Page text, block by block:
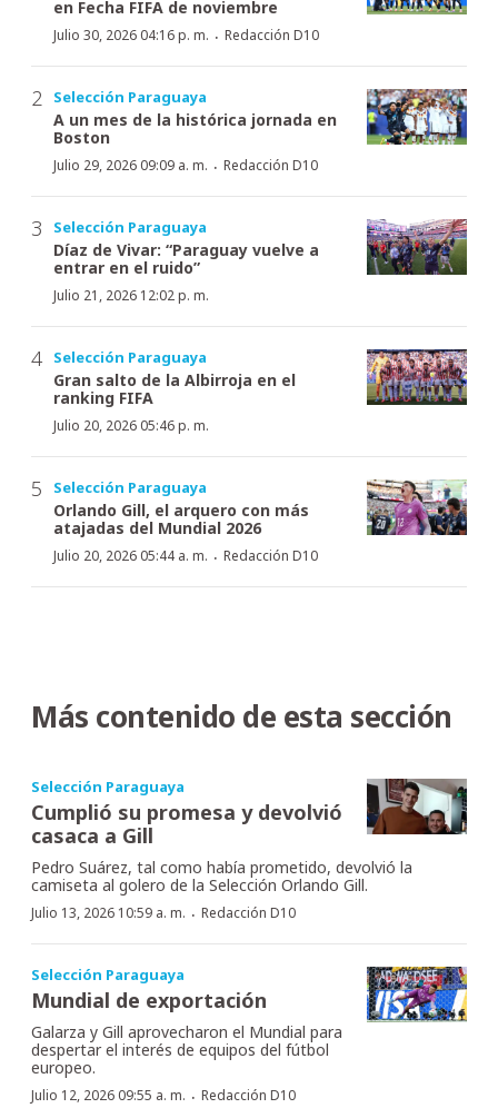
en Fecha FIFA de noviembre
Julio 30, 2026 04:16 p. m. · Redacción D10
Selección Paraguaya
A un mes de la histórica jornada en
Boston
Julio 29, 2026 09:09 a. m. · Redacción D10
Selección Paraguaya
Díaz de Vivar: “Paraguay vuelve a
entrar en el ruido”
Julio 21, 2026 12:02 p. m.
Selección Paraguaya
Gran salto de la Albirroja en el
ranking FIFA
Julio 20, 2026 05:46 p. m.
Selección Paraguaya
Orlando Gill, el arquero con más
atajadas del Mundial 2026
Julio 20, 2026 05:44 a. m. · Redacción D10
Más contenido de esta sección
Selección Paraguaya
Cumplió su promesa y devolvió
casaca a Gill
Pedro Suárez, tal como había prometido, devolvió la
camiseta al golero de la Selección Orlando Gill.
Julio 13, 2026 10:59 a. m. · Redacción D10
Selección Paraguaya
Mundial de exportación
Galarza y Gill aprovecharon el Mundial para
despertar el interés de equipos del fútbol
europeo.
Julio 12, 2026 09:55 a. m. · Redacción D10